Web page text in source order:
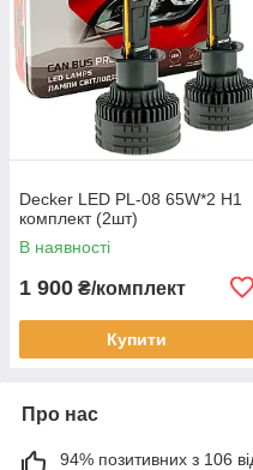
Decker LED PL-08 65W*2 H1
комплект (2шт)
В наявності
1 900 ₴/комплект
Купити
Про нас
94% позитивних з 106